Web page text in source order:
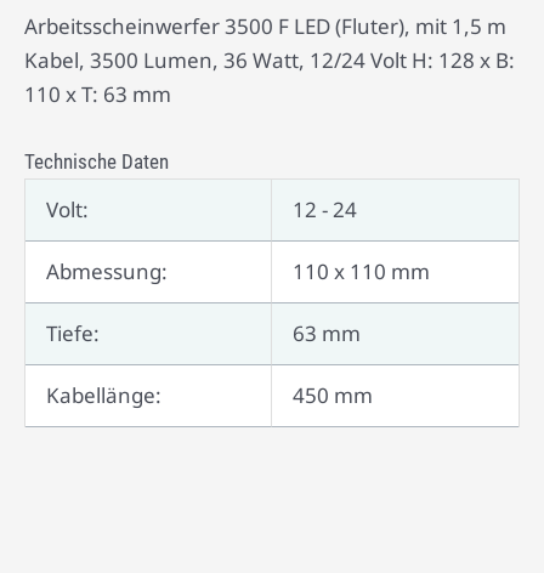
Arbeitsscheinwerfer 3500 F LED (Fluter), mit 1,5 m
Kabel, 3500 Lumen, 36 Watt, 12/24 Volt H: 128 x B:
110 x T: 63 mm
Technische Daten
Volt: 12 - 24
Abmessung: 110 x 110 mm
Tiefe: 63 mm
Kabellänge: 450 mm